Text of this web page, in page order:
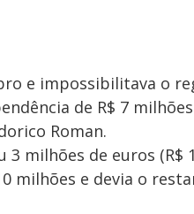
e impossibilitava o
de R$ 7
Roman.
milhões de euros (R$
milhões e devia o